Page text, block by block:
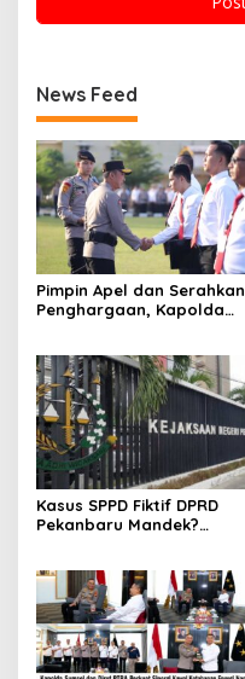
News Feed
Pimpin Apel dan Serahkan
Penghargaan, Kapolda
Personel
Kasus SPPD Fiktif DPRD
Pekanbaru Mandek?
Justru Disidangkan